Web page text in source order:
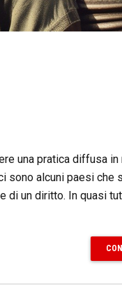
una pratica diffusa
sono alcuni paesi che
di un diritto. In quasi